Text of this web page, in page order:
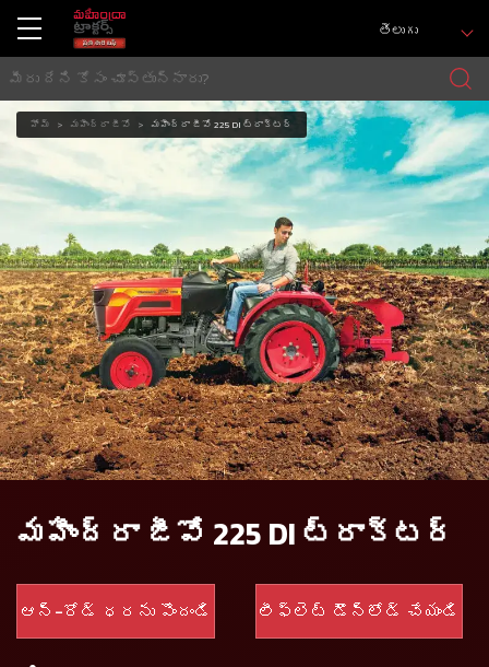
తెలుగు
హోమ్ మహీంద్రా జీవో మహీంద్రా జీవో 225 DI ట్రాక్టర్
మహీంద్రా జీవో 225 DI ట్రాక్టర్
ఆన్-రోడ్ ధరను పొందండి లీఫ్లెట్ డౌన్‌లోడ్ చేయండి